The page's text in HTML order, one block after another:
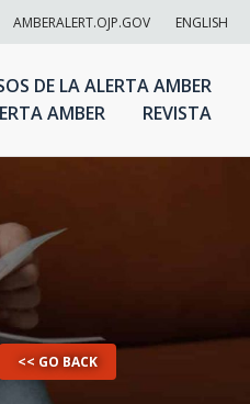
AMBERALERT.OJP.GOV ENGLISH
DE LA ALERTA AMBER
AMBER REVISTA
<< GO BACK